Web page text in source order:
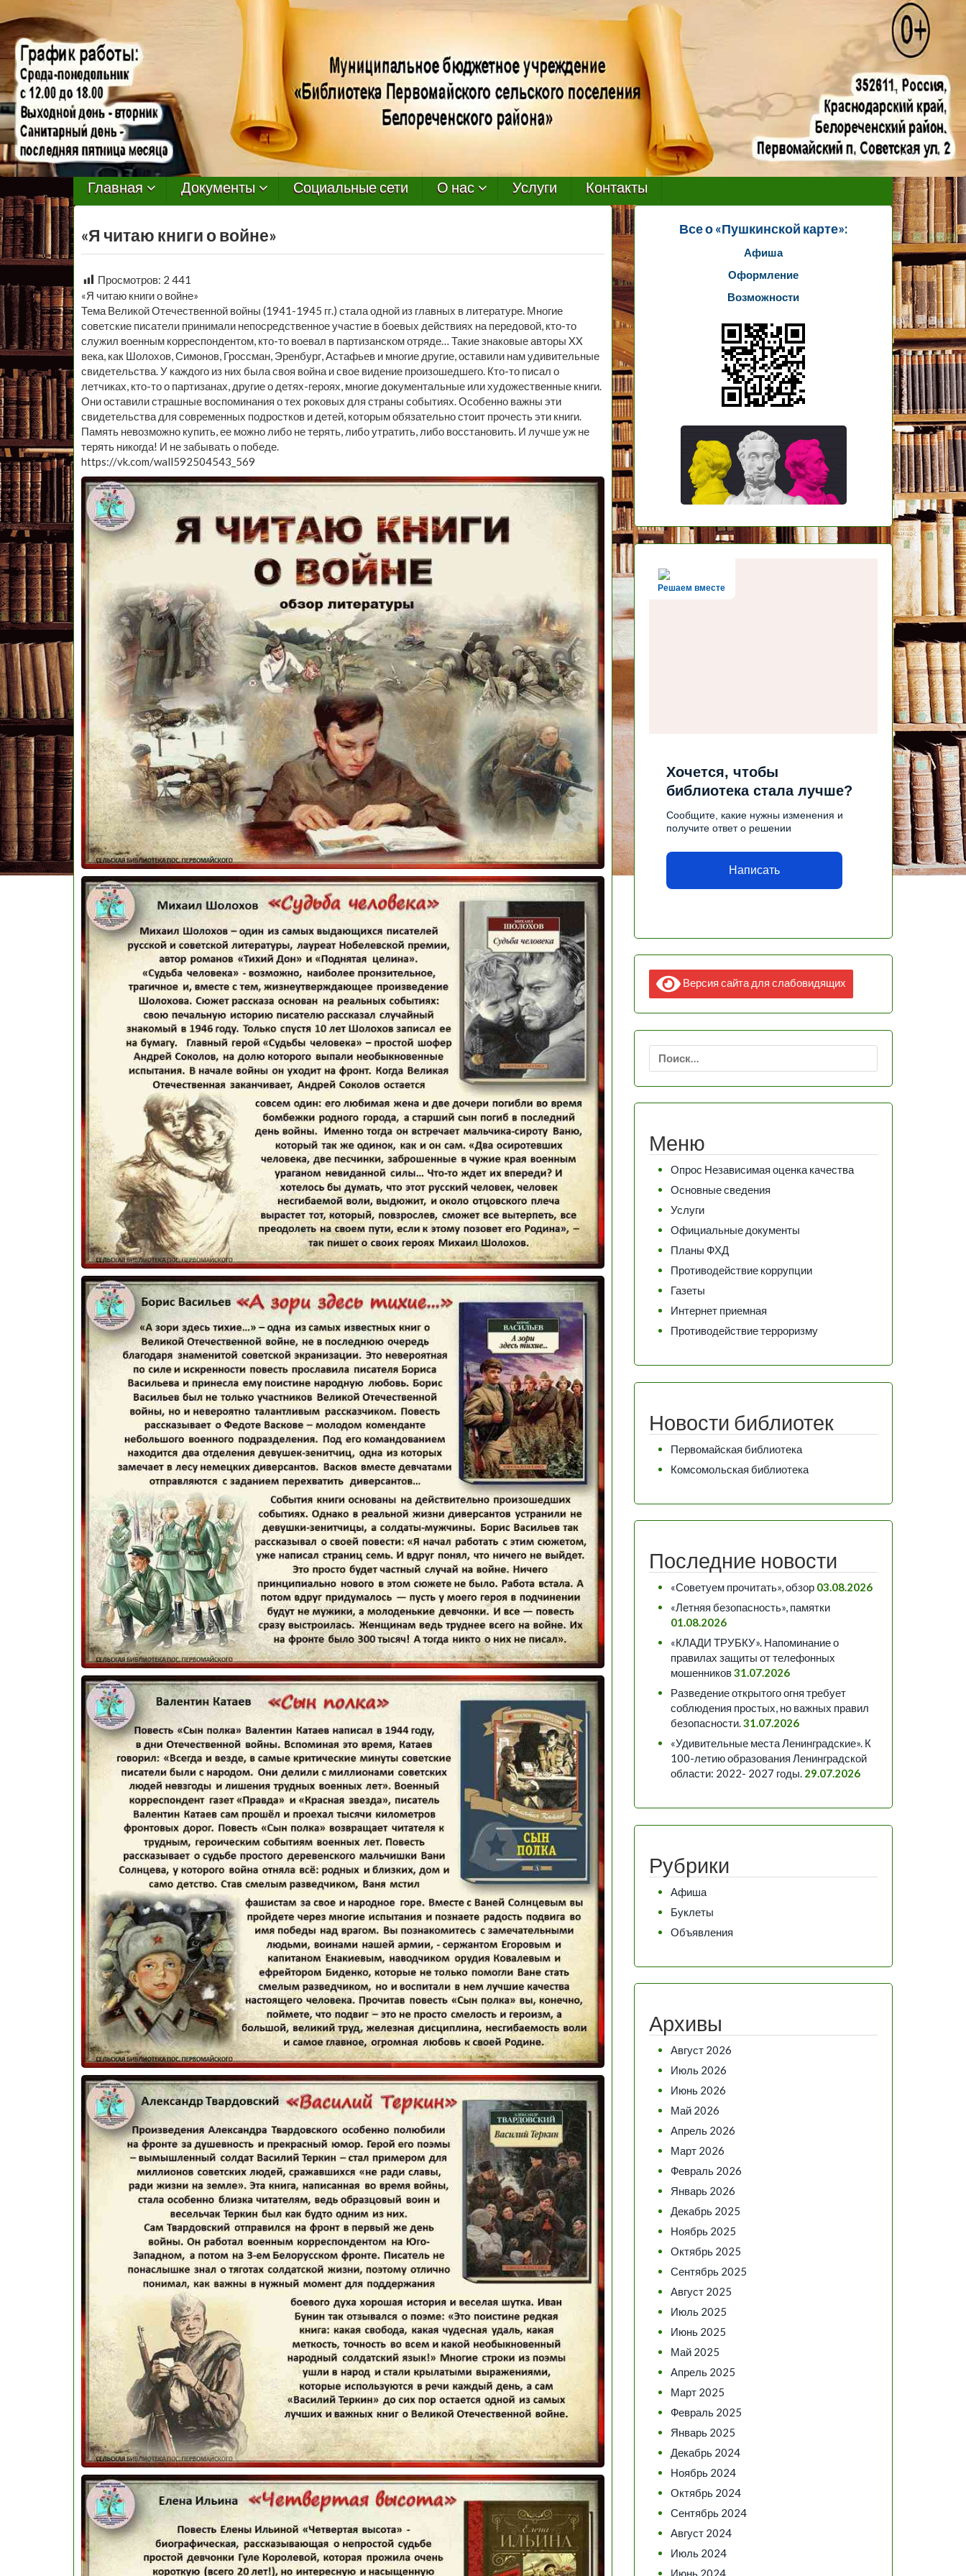
МБУ
Библиотека
Первомайского
Сельского
Поселения
Главная Документы Социальные сети О нас Услуги Контакты
«Я читаю книги о войне»
Просмотров: 2 441
«Я читаю книги о войне»
Тема Великой Отечественной войны (1941-1945 гг.) стала одной из главных в литературе. Многие
советские писатели принимали непосредственное участие в боевых действиях на передовой, кто-то
служил военным корреспондентом, кто-то воевал в партизанском отряде… Такие знаковые авторы XX
века, как Шолохов, Симонов, Гроссман, Эренбург, Астафьев и многие другие, оставили нам удивительные
свидетельства. У каждого из них была своя война и свое видение произошедшего. Кто-то писал о
летчиках, кто-то о партизанах, другие о детях-героях, многие документальные или художественные книги.
Они оставили страшные воспоминания о тех роковых для страны событиях. Особенно важны эти
свидетельства для современных подростков и детей, которым обязательно стоит прочесть эти книги.
Память невозможно купить, ее можно либо не терять, либо утратить, либо восстановить. И лучше уж не
терять никогда! И не забывать о победе.
https://vk.com/wall592504543_569
Все о «Пушкинской карте»:
Афиша
Оформление
Возможности
Решаем вместе
Хочется, чтобы
библиотека стала лучше?
Сообщите, какие нужны изменения и
получите ответ о решении
Написать
Версия сайта для слабовидящих
Найти:
Меню
Опрос Независимая оценка качества
Основные сведения
Услуги
Официальные документы
Планы ФХД
Противодействие коррупции
Газеты
Интернет приемная
Противодействие терроризму
Новости библиотек
Первомайская библиотека
Комсомольская библиотека
Последние новости
«Советуем прочитать», обзор 03.08.2026
«Летняя безопасность», памятки
01.08.2026
«КЛАДИ ТРУБКУ». Напоминание о
правилах защиты от телефонных
мошенников31.07.2026
Разведение открытого огня требует
соблюдения простых, но важных правил
безопасности.31.07.2026
«Удивительные места Ленинградские». К
100-летию образования Ленинградской
области: 2022- 2027 годы. 29.07.2026
Рубрики
Афиша
Буклеты
Объявления
Архивы
Август 2026
Июль 2026
Июнь 2026
Май 2026
Апрель 2026
Март 2026
Февраль 2026
Январь 2026
Декабрь 2025
Ноябрь 2025
Октябрь 2025
Сентябрь 2025
Август 2025
Июль 2025
Июнь 2025
Май 2025
Апрель 2025
Март 2025
Февраль 2025
Январь 2025
Декабрь 2024
Ноябрь 2024
Октябрь 2024
Сентябрь 2024
Август 2024
Июль 2024
Июнь 2024